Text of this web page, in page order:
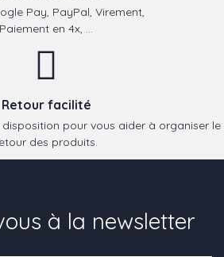
Pay, PayPal, Virement,
Paiement en 4x, ...
Retour facilité
pour vous aider à organiser le
des produits.
à la newsletter